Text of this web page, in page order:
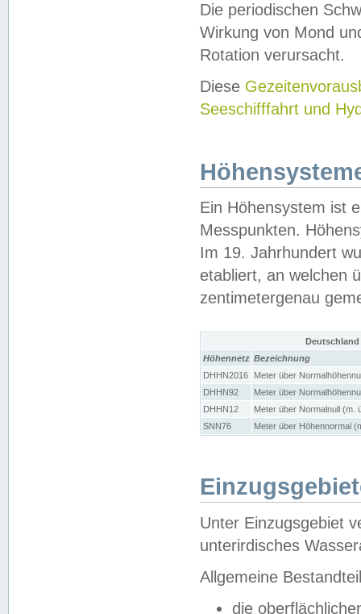
Die periodischen
Wirkung von Mond
Rotation verursacht.
Diese
Seeschifffahrt und
Ein Höhensystem ist
Messpunkten.
Im 19. Jahrhundert
etabliert, an welchen
zentimetergenau
Höhennetz Bezeichnung
DHHN2016
Meter über
DHHN92
Meter über
DHHN12
Meter über Normalnull (m.
SNN76
Meter über Höhennormal
Unter Einzugsgebiet
unterirdisches
Allgemeine
die